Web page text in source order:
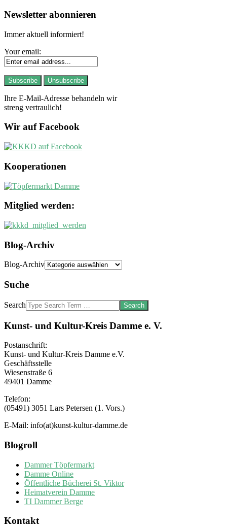
Newsletter abonnieren
Immer aktuell informiert!
Your email:
Ihre E-Mail-Adresse behandeln wir
streng vertraulich!
Wir auf Facebook
Kooperationen
Mitglied werden:
Blog-Archiv
Blog-Archiv
Suche
Search
Kunst- und Kultur-Kreis Damme e. V.
Postanschrift:
Kunst- und Kultur-Kreis Damme e.V.
Geschäftsstelle
Wiesenstraße 6
49401 Damme
Telefon:
(05491) 3051 Lars Petersen (1. Vors.)
E-Mail: info(at)kunst-kultur-damme.de
Blogroll
Dammer Töpfermarkt
Damme Online
Öffentliche Bücherei St. Viktor
Heimatverein Damme
TI Dammer Berge
Kontakt